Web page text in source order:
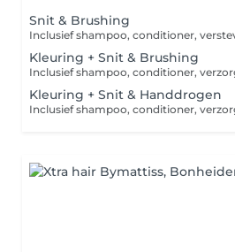
Snit & Brushing
Inclusief shampoo, conditioner,
Kleuring + Snit & Brushing
Kleuring + Snit & Handdrogen